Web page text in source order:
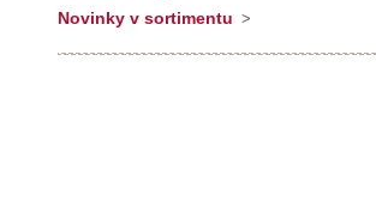
Novinky v sortimentu >
10027 Bramborová roláda se špenátem 420 g